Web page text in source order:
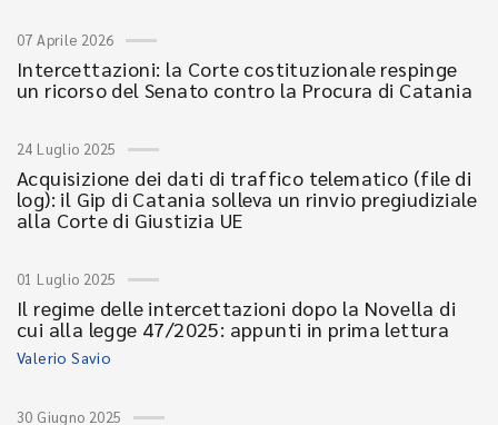
07 Aprile 2026
Intercettazioni: la Corte costituzionale respinge
un ricorso del Senato contro la Procura di Catania
24 Luglio 2025
Acquisizione dei dati di traffico telematico (file di
log): il Gip di Catania solleva un rinvio pregiudiziale
alla Corte di Giustizia UE
01 Luglio 2025
Il regime delle intercettazioni dopo la Novella di
cui alla legge 47/2025: appunti in prima lettura
Valerio Savio
30 Giugno 2025